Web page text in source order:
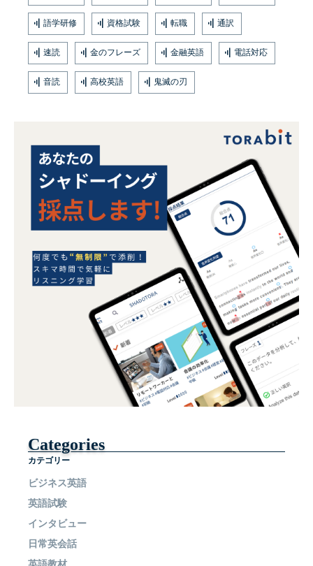
語学研修 資格試験 転職 通訳
速読 金のフレーズ 金融英語 電話対応
音読 高校英語 鬼滅の刃
Categories
カテゴリー
ビジネス英語
英語試験
インタビュー
日常英会話